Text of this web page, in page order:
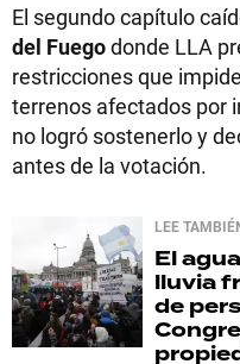
El segundo capítulo
del Fuegodonde LLA
restricciones que
terrenos afectados por
no logró sostenerlo y
antes de la votación.
LEE
El
lluvia
de